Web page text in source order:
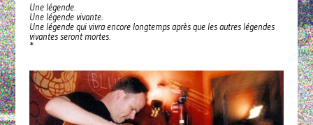
Une légende.
Une légende vivante.
Une légende qui vivra encore longtemps après que les autres légendes
vivantes seront mortes.
*